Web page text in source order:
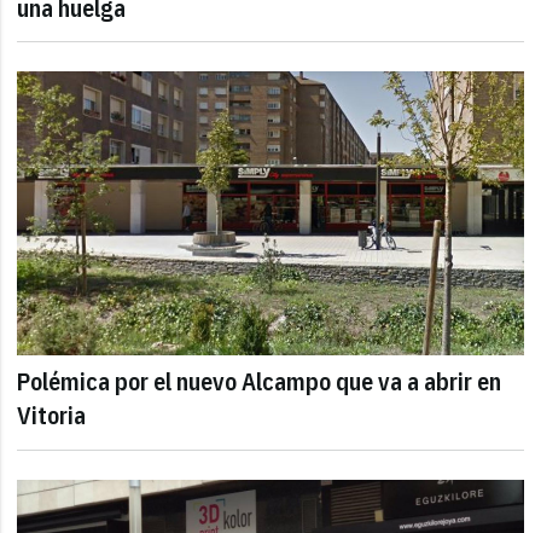
una huelga
Polémica por el nuevo Alcampo que va a abrir en
Vitoria